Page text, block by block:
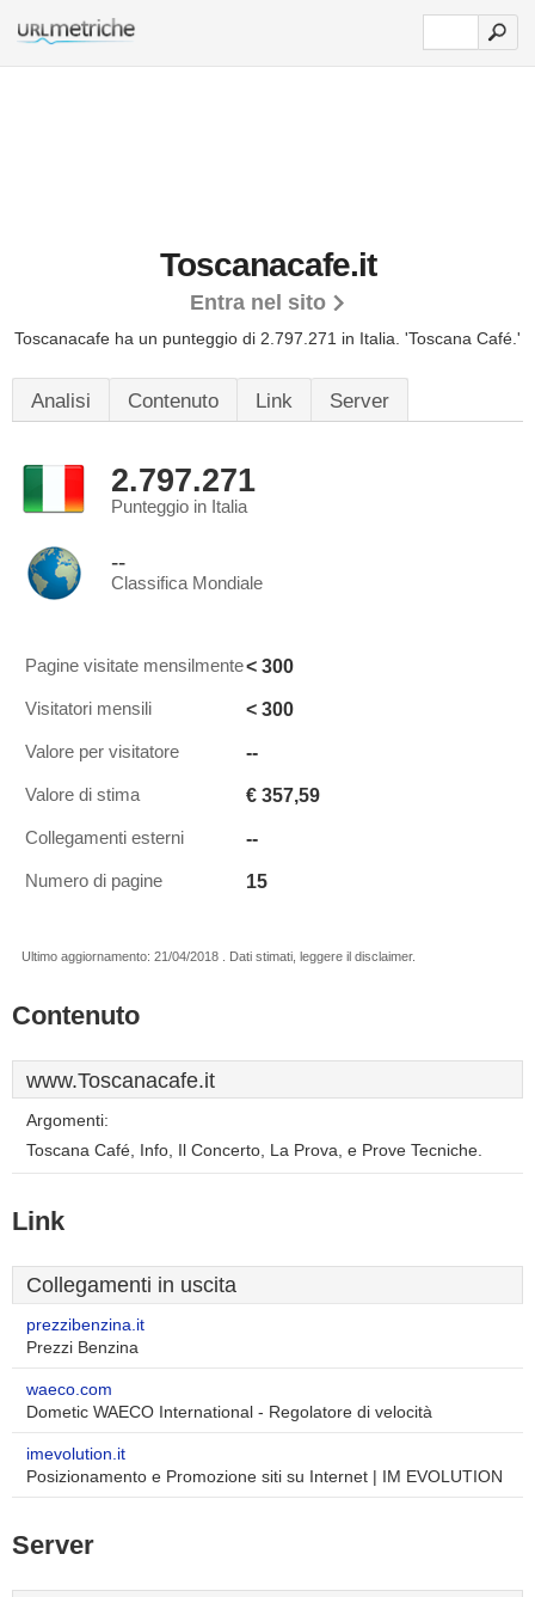
Toscanacafe.it
Entra nel sito
Toscanacafe ha un punteggio di 2.797.271 in Italia. 'Toscana Café.'
Analisi Contenuto Link Server
2.797.271
Punteggio in Italia
--
Classifica Mondiale
Pagine visitate mensilmente< 300
Visitatori mensili < 300
Valore per visitatore --
Valore di stima € 357,59
Collegamenti esterni --
Numero di pagine 15
Ultimo aggiornamento: 21/04/2018 . Dati stimati, leggere il disclaimer.
Contenuto
www.Toscanacafe.it
Argomenti:
Toscana Café, Info, Il Concerto, La Prova, e Prove Tecniche.
Link
Collegamenti in uscita
prezzibenzina.it
Prezzi Benzina
waeco.com
Dometic WAECO International - Regolatore di velocità
imevolution.it
Posizionamento e Promozione siti su Internet | IM EVOLUTION
Server